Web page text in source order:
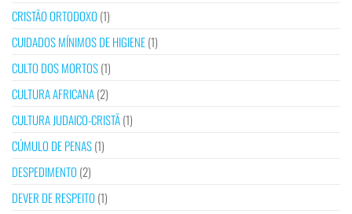
CRISTÃO ORTODOXO (1)
CUIDADOS MÍNIMOS DE HIGIENE(1)
CULTO DOS MORTOS(1)
CULTURA AFRICANA(2)
CULTURA JUDAICO-CRISTÃ(1)
CÚMULO DE PENAS(1)
DESPEDIMENTO (2)
DEVER DE RESPEITO (1)